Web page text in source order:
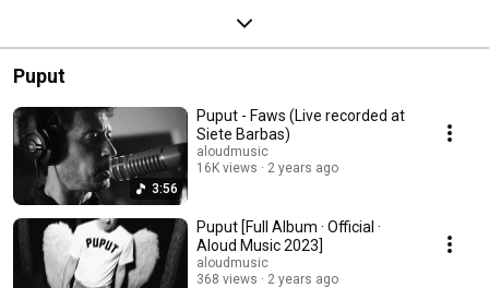
Puput
3:56
Puput - Faws (Live recorded at
Siete Barbas)
aloudmusic
16K views
2 years ago
Puput [Full Album · Official ·
Aloud Music 2023]
aloudmusic
368 views
2 years ago